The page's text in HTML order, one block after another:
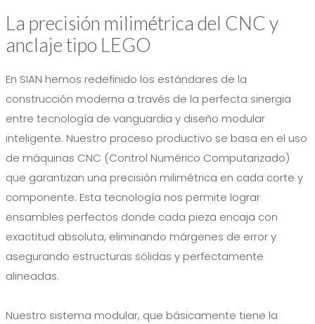
La precisión milimétrica del CNC y
anclaje tipo LEGO
En SIAN hemos redefinido los estándares de la
construcción moderna a través de la perfecta sinergia
entre tecnología de vanguardia y diseño modular
inteligente. Nuestro proceso productivo se basa en el uso
de máquinas CNC (Control Numérico Computarizado)
que garantizan una precisión milimétrica en cada corte y
componente. Esta tecnología nos permite lograr
ensambles perfectos donde cada pieza encaja con
exactitud absoluta, eliminando márgenes de error y
asegurando estructuras sólidas y perfectamente
alineadas.
Nuestro sistema modular, que básicamente tiene la